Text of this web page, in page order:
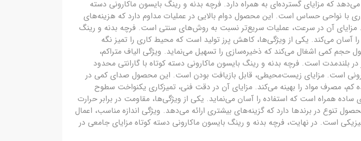
که مزایای گسترده‌ای به همراه دارد. فرچه بدنه و رینگ بایسون ماکارونی دسته
با نواحی حساس است. این محصول دوام بالایی در عملیات مداوم دارد که هزینه‌های
آن در سرعت، عملیات سریع‌تر نسبت به روش‌های سنتی است. فرچه بدنه و رینگ
آسان می‌کند. یکی از ویژگی‌ها، کاهش پرز تولید است که محیط کاری را تمیز نگه
حجم کمی اشغال می‌کند که ذخیره‌سازی را تسهیل می‌نماید. ویژگی الیاف متراکم،
بلندمدت است. فرچه بدنه و رینگ بایسون ماکارونی دسته کوتاه با گارانتی محدود
است. مزایای زیست‌محیطی، قابل بازیافت بودن است. این محصول صدای کمی در
کم، مصرف مواد را بهینه می‌کند. مزایای آن در دقت فنی، تمیزکاری یکنواخت سطوح
همراه است که استفاده را آسان می‌نماید. یکی از ویژگی‌ها، مقاومت در برابر حرارت
در برندها دارد که گزینه‌های بیشتری ارائه می‌دهد. ویژگی اندازه مناسب، اعمال
است. در نهایت، فرچه بدنه و رینگ بایسون ماکارونی دسته کوتاه مزایای جامعی در